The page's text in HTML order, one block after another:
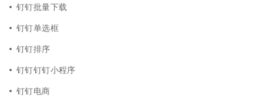
钉钉批量下载
钉钉单选框
钉钉排序
钉钉钉钉小程序
钉钉电商